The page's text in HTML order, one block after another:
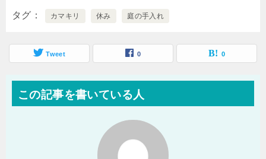
タグ カマキリ 休み 庭の手入れ
Tweet 0 0
この記事を書いている人